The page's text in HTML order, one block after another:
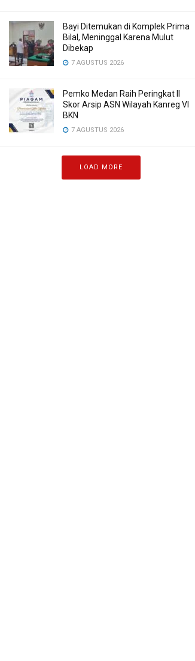
Bayi Ditemukan di Komplek Prima
Bilal, Meninggal Karena Mulut
Dibekap
7 AGUSTUS 2026
Pemko Medan Raih Peringkat II
Skor Arsip ASN Wilayah Kanreg VI
BKN
7 AGUSTUS 2026
LOAD MORE